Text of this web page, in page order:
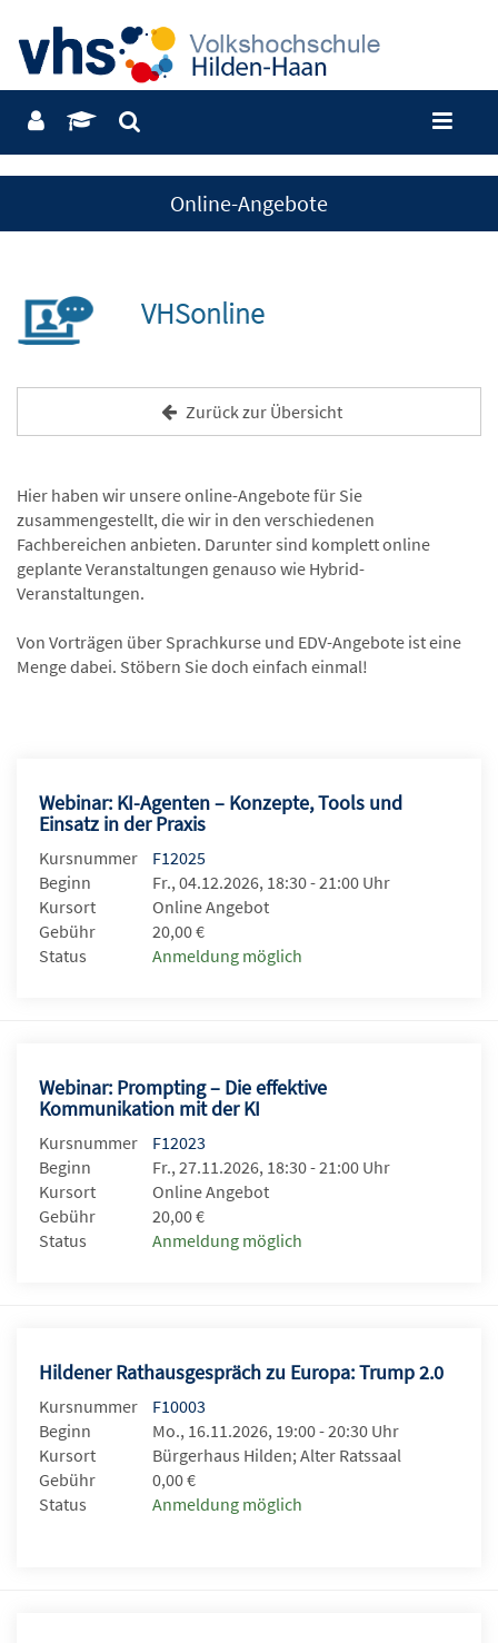
Online-Angebote
VHSonline
Zurück zur Übersicht
Hier haben wir unsere online-Angebote für Sie
zusammengestellt, die wir in den verschiedenen
Fachbereichen anbieten. Darunter sind komplett online
geplante Veranstaltungen genauso wie Hybrid-
Veranstaltungen.
Von Vorträgen über Sprachkurse und EDV-Angebote ist eine
Menge dabei. Stöbern Sie doch einfach einmal!
Webinar: KI-Agenten – Konzepte, Tools und
Einsatz in der Praxis
Kursnummer
F12025
Beginn
Fr., 04.12.2026, 18:30 - 21:00 Uhr
Kursort
Online Angebot
Gebühr
20,00 €
Status
Anmeldung möglich
Webinar: Prompting – Die effektive
Kommunikation mit der KI
Kursnummer
F12023
Beginn
Fr., 27.11.2026, 18:30 - 21:00 Uhr
Kursort
Online Angebot
Gebühr
20,00 €
Status
Anmeldung möglich
Hildener Rathausgespräch zu Europa: Trump 2.0
Kursnummer
F10003
Beginn
Mo., 16.11.2026, 19:00 - 20:30 Uhr
Kursort
Bürgerhaus Hilden; Alter Ratssaal
Gebühr
0,00 €
Status
Anmeldung möglich